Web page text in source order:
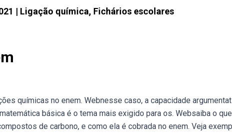
| Ligação química, Fichários escolares
químicas no enem. Webnesse caso, a capacidade
básica é o tema mais exigido para os. Websaiba o
de carbono, e como ela é cobrada no enem. Veja